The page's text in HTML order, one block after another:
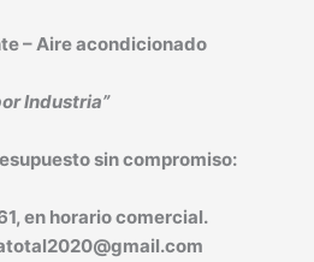
– Aire acondicionado
Industria”
sin compromiso:
en horario comercial.